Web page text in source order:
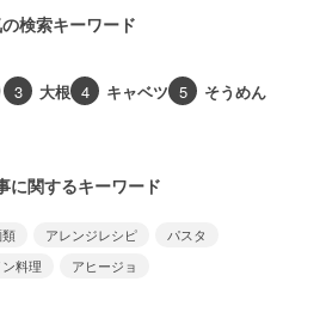
検索キーワード
3 大根 4 キャベツ 5 そうめん
に関するキーワード
アレンジレシピ
パスタ
料理
アヒージョ